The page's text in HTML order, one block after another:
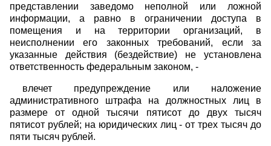
представлении заведомо неполной или ложной
информации, а равно в ограничении доступа в
помещения и на территории организаций, в
неисполнении его законных требований, если за
указанные действия (бездействие) не установлена
ответственность федеральным законом, -
влечет предупреждение или наложение
административного штрафа на должностных лиц в
размере от одной тысячи пятисот до двух тысяч
пятисот рублей; на юридических лиц - от трех тысяч до
пяти тысяч рублей.